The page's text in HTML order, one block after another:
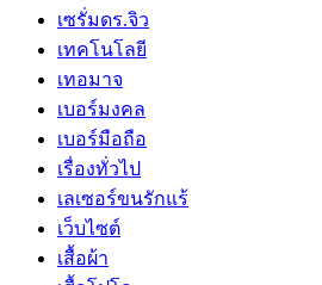
เซรั่มดร.จิว
เทคโนโลยี
เทอมาจ
เบอร์มงคล
เบอร์มือถือ
เรื่องทั่วไป
เลเซอร์ขนรักแร้
เว็บไซต์
เสื้อผ้า